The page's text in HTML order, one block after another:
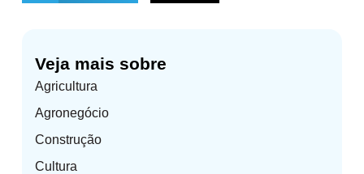
Veja mais sobre
Agricultura
Agronegócio
Construção
Cultura